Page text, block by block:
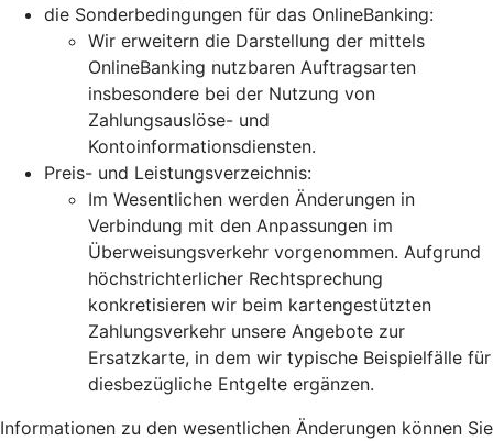
die Sonderbedingungen für das OnlineBanking:
Wir erweitern die Darstellung der mittels
OnlineBanking nutzbaren Auftragsarten
insbesondere bei der Nutzung von
Zahlungsauslöse- und
Kontoinformationsdiensten.
Preis- und Leistungsverzeichnis:
Im Wesentlichen werden Änderungen in
Verbindung mit den Anpassungen im
Überweisungsverkehr vorgenommen. Aufgrund
höchstrichterlicher Rechtsprechung
konkretisieren wir beim kartengestützten
Zahlungsverkehr unsere Angebote zur
Ersatzkarte, in dem wir typische Beispielfälle für
diesbezügliche Entgelte ergänzen.
Informationen zu den wesentlichen Änderungen können Sie